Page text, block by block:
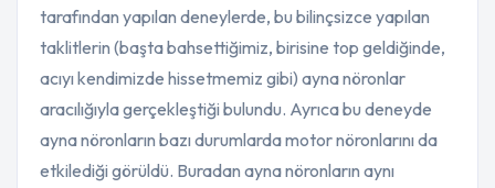
tarafından yapılan deneylerde, bu bilinçsizce yapılan
taklitlerin (başta bahsettiğimiz, birisine top geldiğinde,
acıyı kendimizde hissetmemiz gibi) ayna nöronlar
aracılığıyla gerçekleştiği bulundu. Ayrıca bu deneyde
ayna nöronların bazı durumlarda motor nöronlarını da
etkilediği görüldü. Buradan ayna nöronların aynı